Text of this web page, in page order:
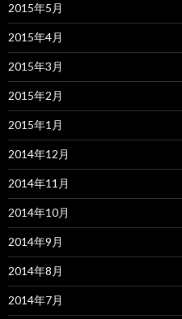
2015年5月
2015年4月
2015年3月
2015年2月
2015年1月
2014年12月
2014年11月
2014年10月
2014年9月
2014年8月
2014年7月